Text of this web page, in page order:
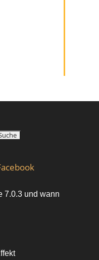
7.0.3 und wann